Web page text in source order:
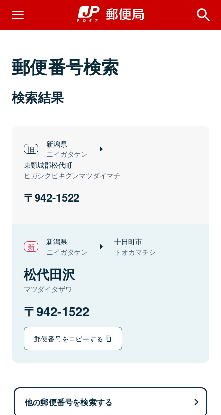
郵便番号検索
検索結果
新潟県
ニイガタケン
東頸城郡松代町
ヒガシクビキグンマツダイマチ
942-1522
新潟県
ニイガタケン
十日町市
トオカマチシ
松代田沢
マツダイタザワ
942-1522
郵便番号をコピーする
他の郵便番号を検索する